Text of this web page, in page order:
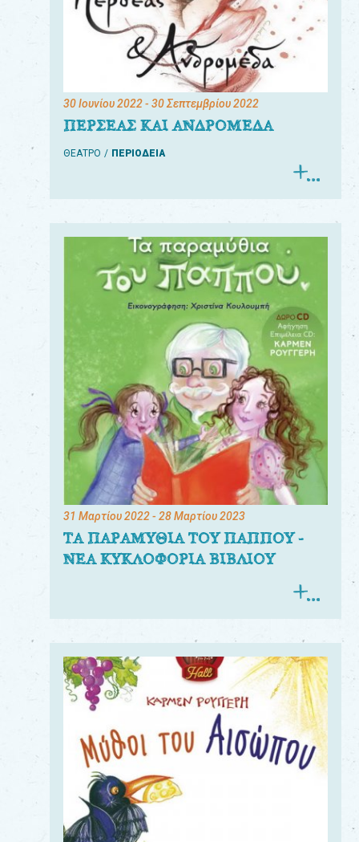
30 Ιουνίου 2022- 30 Σεπτεμβρίου 2022
ΠΕΡΣΕΑΣ ΚΑΙ ΑΝΔΡΟΜΕΔΑ
ΘΕΑΤΡΟ ΠΕΡΙΟΔΕΙΑ
31 Μαρτίου 2022- 28 Μαρτίου 2023
ΤΑ ΠΑΡΑΜΥΘΙΑ ΤΟΥ ΠΑΠΠΟΥ -
ΝΕΑ ΚΥΚΛΟΦΟΡΙΑ ΒΙΒΛΙΟΥ